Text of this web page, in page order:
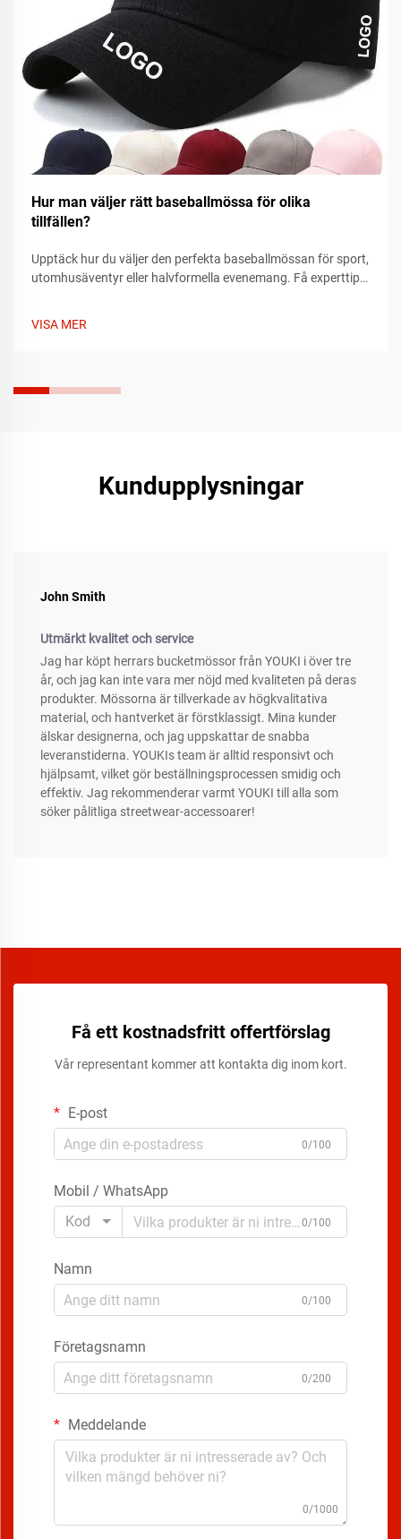
Hur man väljer rätt baseballmössa för olika
tillfällen?
Upptäck hur du väljer den perfekta baseballmössan för sport,
utomhusäventyr eller halvformella evenemang. Få experttips
VISA MER
Kundupplysningar
John Smith
Utmärkt kvalitet och service
Jag har köpt herrars bucketmössor från YOUKI i över tre
år, och jag kan inte vara mer nöjd med kvaliteten på deras
produkter. Mössorna är tillverkade av högkvalitativa
material, och hantverket är förstklassigt. Mina kunder
älskar designerna, och jag uppskattar de snabba
leveranstiderna. YOUKIs team är alltid responsivt och
hjälpsamt, vilket gör beställningsprocessen smidig och
effektiv. Jag rekommenderar varmt YOUKI till alla som
söker pålitliga streetwear-accessoarer!
Få ett kostnadsfritt offertförslag
Vår representant kommer att kontakta dig inom kort.
E-post
0/100
Mobil / WhatsApp
Kod
0/100
Namn
0/100
Företagsnamn
0/200
Meddelande
0/1000